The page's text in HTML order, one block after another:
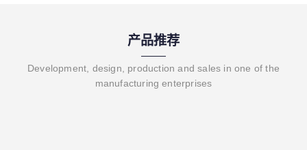
产品推荐
Development, design, production and sales in one of the
manufacturing enterprises